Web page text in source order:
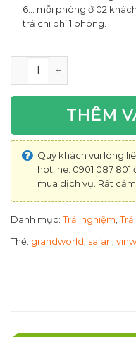
6… mỗi phòng ở 02
trả chi phí 1 phòng.
Combo Du Lịch Tự
THÊM
Quý khách vui lòng
hotline: 0901 087
mua dịch vụ. Rất
Danh mục: Trải nghiệm
Thẻ: grandworld safari